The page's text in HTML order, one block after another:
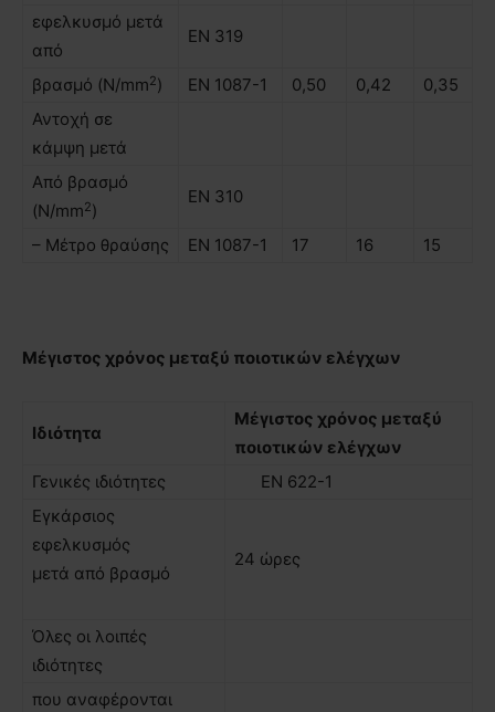
εφελκυσµό µετά
από
ΕΝ 319
βρασµό (N/mm2) EN 1087-1 0,50 0,42
0,35
Αντοχή σε
κάµψη µετά
Από βρασµό
(N/mm2)
ΕΝ 310
– Μέτρο θραύσης ΕΝ 1087-1 17 16 15
Μέγιστος χρόνος µεταξύ ποιοτικών ελέγχων
Ιδιότητα
Μέγιστος χρόνος µεταξύ
ποιοτικών ελέγχων
Γενικές ιδιότητες
ΕΝ 622-1
Εγκάρσιος
εφελκυσµός
µετά από βρασµό
24 ώρες
Όλες οι λοιπές
ιδιότητες
που αναφέρονται